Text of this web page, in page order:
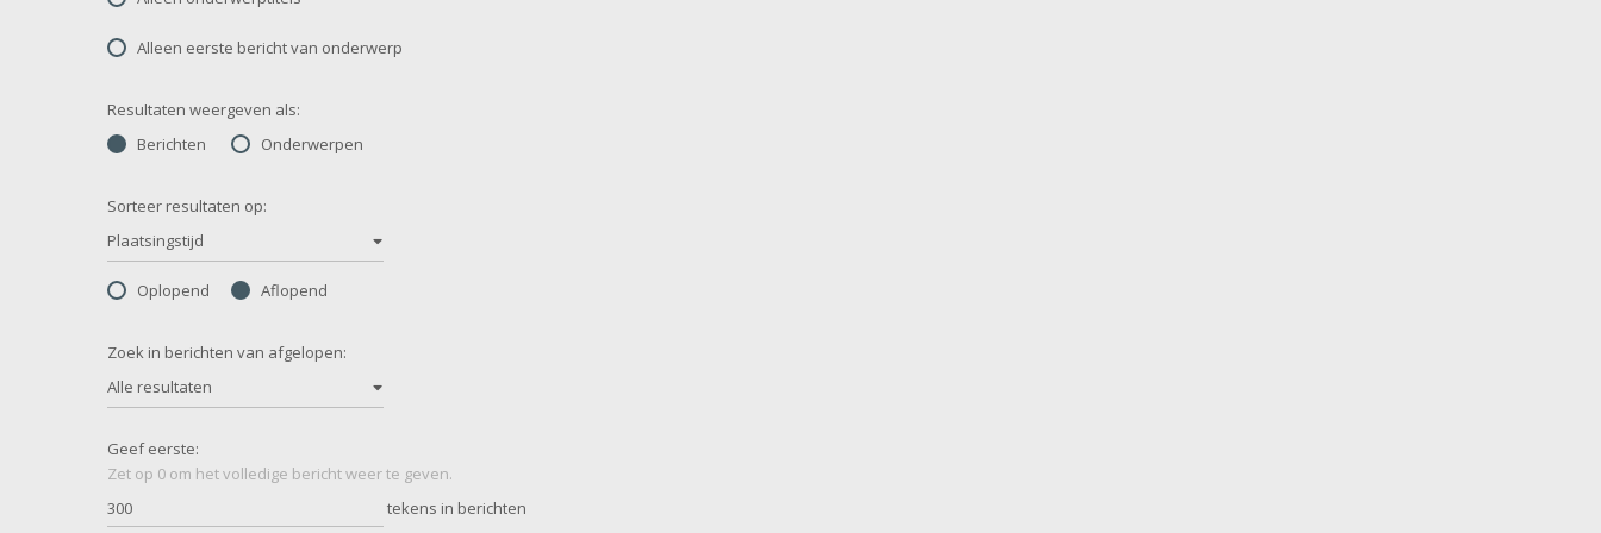
Alleen eerste bericht van onderwerp
Resultaten weergeven als:
Berichten
Onderwerpen
Sorteer resultaten op:
Plaatsingstijd
Oplopend Aflopend
Zoek in berichten van afgelopen:
Alle resultaten
Geef eerste:
Zet op 0 om het volledige bericht weer te geven.
tekens in berichten